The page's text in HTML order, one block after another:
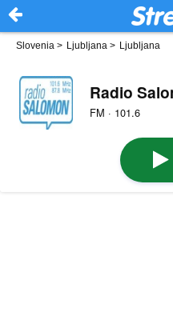
Slovenia > Ljubljana > Ljubljana
Radio
FM · 101.6